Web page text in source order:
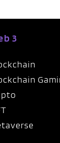
3